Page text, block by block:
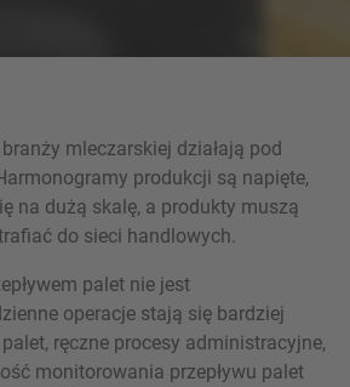
mleczarskiej działają pod
produkcji są napięte,
na dużą skalę, a produkty muszą
do sieci handlowych.
palet nie jest
operacje stają się bardziej
ręczne procesy administracyjne,
monitorowania przepływu palet